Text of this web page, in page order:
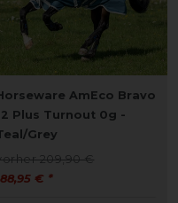
AmEco Bravo
Plus Turnout 0g -
Grey
209,90 €
€ *